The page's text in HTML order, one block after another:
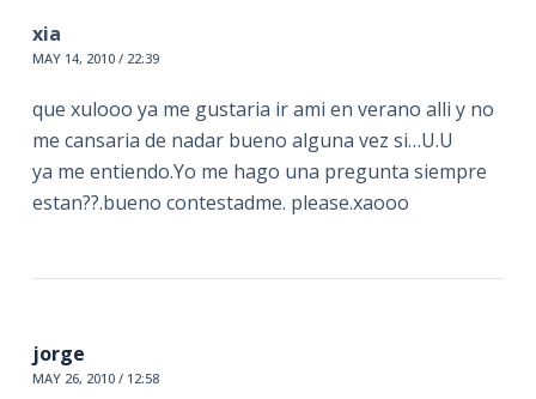
xia
MAY 14, 2010 / 22:39
que xulooo ya me gustaria ir ami en verano alli y no
me cansaria de nadar bueno alguna vez si…U.U
ya me entiendo.Yo me hago una pregunta siempre
estan??.bueno contestadme. please.xaooo
jorge
MAY 26, 2010 / 12:58